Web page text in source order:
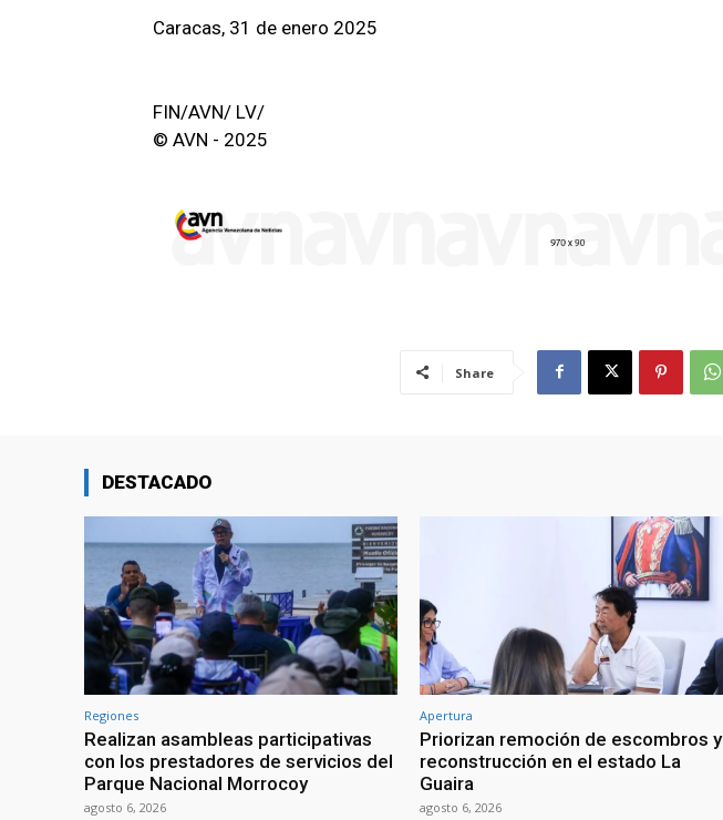
Caracas, 31 de enero 2025
FIN/AVN/ LV/
© AVN - 2025
Share
DESTACADO
Regiones
Realizan asambleas participativas
con los prestadores de servicios del
Parque Nacional Morrocoy
agosto 6, 2026
Apertura
Priorizan remoción de escombros y
reconstrucción en el estado La
Guaira
agosto 6, 2026